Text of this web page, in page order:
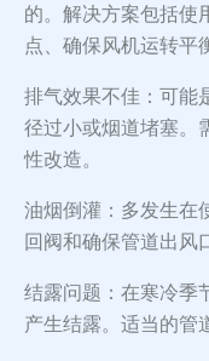
的。解决方案包括使
点、确保风机运转平
排气效果不佳：可能
径过小或烟道堵塞。
性改造。
油烟倒灌：多发生在
回阀和确保管道出风
结露问题：在寒冷季
产生结露。适当的管